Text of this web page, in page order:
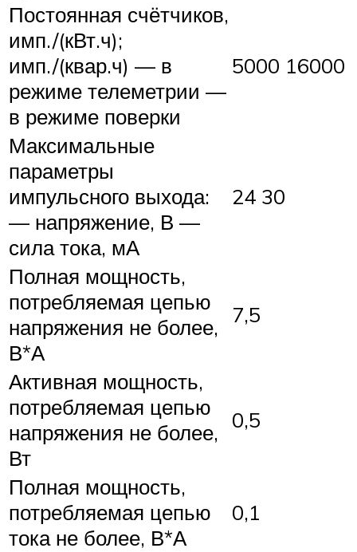
Постоянная счётчиков,
имп./(кВт.ч);
имп./(квар.ч) — в
режиме телеметрии —
в режиме поверки
5000 16000
Максимальные
параметры
импульсного выхода:
— напряжение, В —
сила тока, мА
24 30
Полная мощность,
потребляемая цепью
напряжения не более,
В*А
7,5
Активная мощность,
потребляемая цепью
напряжения не более,
Вт
0,5
Полная мощность,
потребляемая цепью
тока не более, В*А
0,1